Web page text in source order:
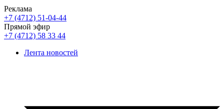
Реклама
+7 (4712) 51-04-44
Прямой эфир
+7 (4712) 58 33 44
Лента новостей